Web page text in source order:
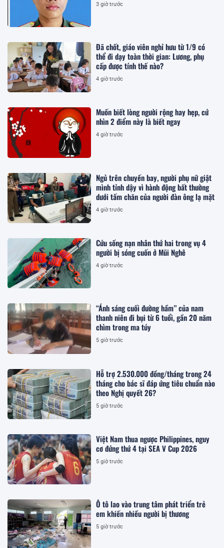
3 giờ trước
Đã chốt, giáo viên nghỉ hưu từ 1/9 có
thể đi dạy toàn thời gian: Lương, phụ
cấp được tính thế nào?
4 giờ trước
Muốn biết lòng người rộng hay hẹp, cứ
nhìn 2 điểm này là biết ngay
4 giờ trước
Ngủ trên chuyến bay, người phụ nữ giật
mình tỉnh dậy vì hành động bất thường
dưới tấm chăn của người đàn ông lạ mặt
4 giờ trước
Cứu sống nạn nhân thứ hai trong vụ 4
người bị sóng cuốn ở Mũi Nghê
4 giờ trước
“Ánh sáng cuối đường hầm” của nam
thanh niên đi bụi từ 6 tuổi, gần 20 năm
chìm trong ma túy
5 giờ trước
Hỗ trợ 2.530.000 đồng/tháng trong 24
tháng cho bác sĩ đáp ứng tiêu chuẩn nào
theo Nghị quyết 26?
5 giờ trước
Việt Nam thua ngược Philippines, nguy
cơ đứng thứ 4 tại SEA V Cup 2026
5 giờ trước
Ô tô lao vào trung tâm phát triển trẻ
em khiến nhiều người bị thương
5 giờ trước